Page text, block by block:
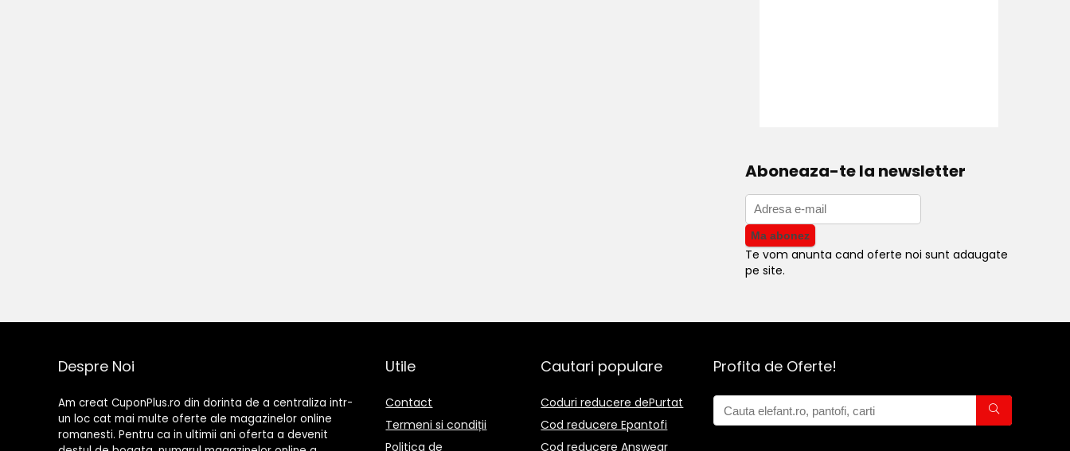
Aboneaza-te la newsletter
Te vom anunta cand oferte noi sunt adaugate
pe site.
Despre Noi
Am creat CuponPlus.ro din dorinta de a centraliza intr-
un loc cat mai multe oferte ale magazinelor online
romanesti. Pentru ca in ultimii ani oferta a devenit
Utile
Contact
Termeni si condiții
Politica de
Cautari populare
Coduri reducere dePurtat
Cod reducere Epantofi
Cod reducere Answear
Profita de Oferte!